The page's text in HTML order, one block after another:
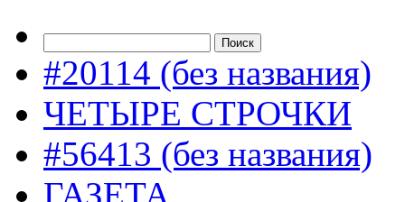
#20114 (без названия)
ЧЕТЫРЕ СТРОЧКИ
#56413 (без названия)